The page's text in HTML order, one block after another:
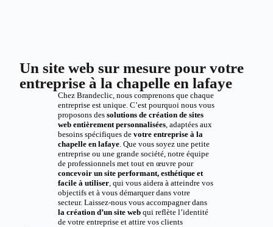
Un site web sur mesure pour votre
entreprise à la chapelle en lafaye
Chez Brandeclic, nous comprenons que chaque
entreprise est unique. C’est pourquoi nous vous
proposons des solutions de création de sites
web entièrement personnalisées, adaptées aux
besoins spécifiques de votre entreprise à la
chapelle en lafaye. Que vous soyez une petite
entreprise ou une grande société, notre équipe
de professionnels met tout en œuvre pour
concevoir un site performant, esthétique et
facile à utiliser, qui vous aidera à atteindre vos
objectifs et à vous démarquer dans votre
secteur. Laissez-nous vous accompagner dans
la création d’un site webqui reflète l’identité
de votre entreprise et attire vos clients